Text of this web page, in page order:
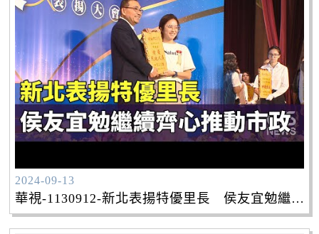
2024-09-13
華視-1130912-新北表揚特優里長 侯友宜勉繼續齊心推動市政